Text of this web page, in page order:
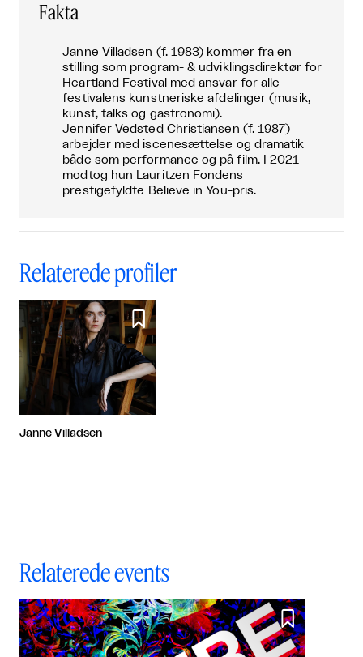
Fakta
Janne Villadsen (f. 1983) kommer fra en
stilling som program- & udviklingsdirektør for
Heartland Festival med ansvar for alle
festivalens kunstneriske afdelinger (musik,
kunst, talks og gastronomi).
Jennifer Vedsted Christiansen (f. 1987)
arbejder med iscenesættelse og dramatik
både som performance og på film. I 2021
modtog hun Lauritzen Fondens
prestigefyldte Believe in You-pris.
Relaterede profiler

Janne Villadsen
Relaterede events
